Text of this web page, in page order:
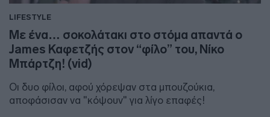
LIFESTYLE
Με ένα… σοκολάτακι στο στόμα απαντά ο
James Καφετζής στον “φίλο” του, Νίκο
Μπάρτζη! (vid)
Οι δυο φίλοι, αφού χόρεψαν στα μπουζούκια,
αποφάσισαν να "κόψουν" για λίγο επαφές!